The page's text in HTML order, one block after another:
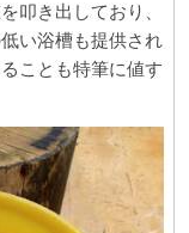
叩き出しており、
い浴槽も提供され
ことも特筆に値す